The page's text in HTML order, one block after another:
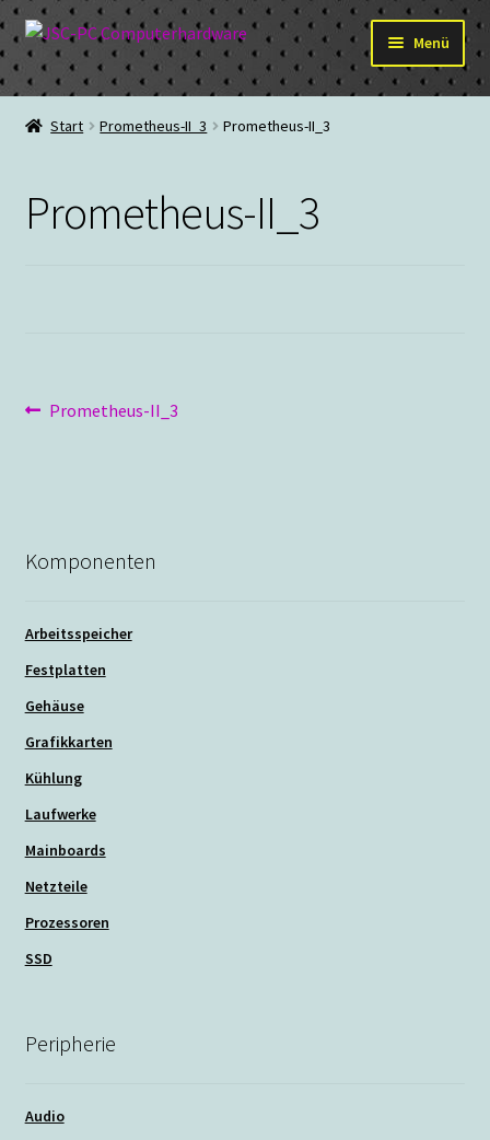
Zur
Navigation
springen
Zum
Inhalt
springen
Menü
Hardware
Staubschutz
Start Prometheus-II_3 Prometheus-II_3
Prometheus-II_3
Beitragsnavigation
Vorheriger
Prometheus-II_3
Komponenten
Arbeitsspeicher
Festplatten
Gehäuse
Grafikkarten
Kühlung
Laufwerke
Mainboards
Netzteile
Prozessoren
SSD
Peripherie
Audio